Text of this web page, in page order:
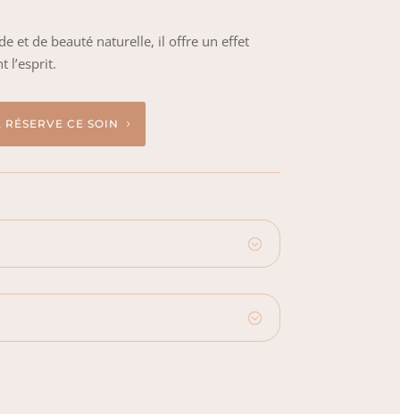
et de beauté naturelle, il offre un effet
l’esprit.
RÉSERVE CE SOIN